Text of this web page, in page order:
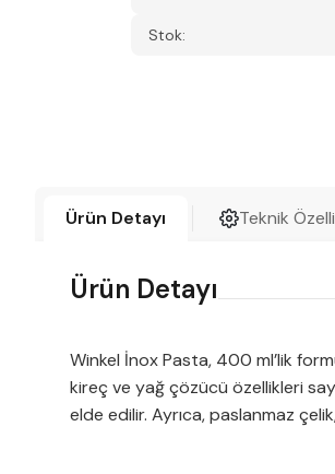
Stok:
Ürün Detayı Teknik
Ürün Detayı
Winkel İnox Pasta, 400 ml’lik
kireç ve yağ çözücü özellikleri
elde edilir. Ayrıca, paslanmaz